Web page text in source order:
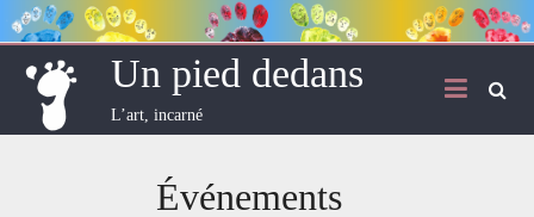
Skip
to
content
Un pied dedans
L’art, incarné
Événements